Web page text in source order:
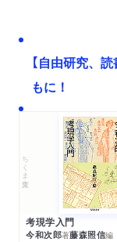
【自由研究、
もに！
ちくま文庫
考現学入門
今和次郎著藤森照信編